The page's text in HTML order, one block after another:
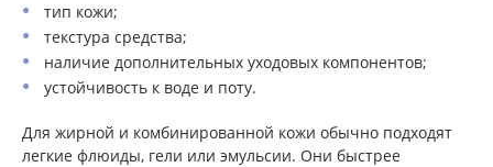
тип кожи;
текстура средства;
наличие дополнительных уходовых компонентов;
устойчивость к воде и поту.
Для жирной и комбинированной кожи обычно подходят
легкие флюиды, гели или эмульсии. Они быстрее